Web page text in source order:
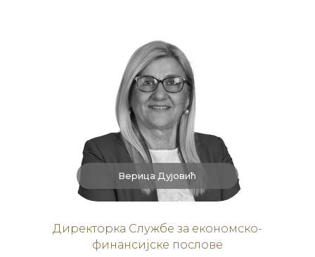
Верица Дујовић
Директорка Службе за економско-
финансијске послове